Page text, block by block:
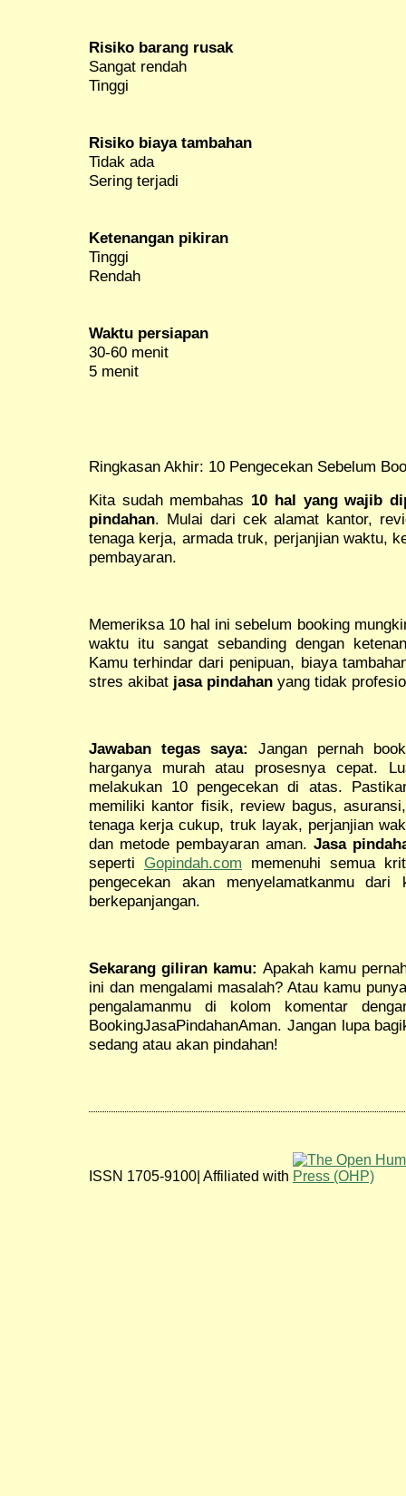
Risiko barang rusak
Sangat rendah
Tinggi
Risiko biaya tambahan
Tidak ada
Sering terjadi
Ketenangan pikiran
Tinggi
Rendah
Waktu persiapan
30-60 menit
5 menit
Ringkasan Akhir: 10 Pengecekan Sebelum
Kita sudah membahas 10 hal yang wajib
pindahan. Mulai dari cek alamat kantor,
tenaga kerja, armada truk, perjanjian waktu,
pembayaran.
Memeriksa 10 hal ini sebelum booking
waktu itu sangat sebanding dengan
Kamu terhindar dari penipuan, biaya
stres akibat jasa pindahan yang tidak
Jawaban tegas saya:
Jangan pernah
harganya murah atau prosesnya cepat.
melakukan 10 pengecekan di atas.
memiliki kantor fisik, review bagus,
tenaga kerja cukup, truk layak, perjanjian
dan metode pembayaran aman.Jasa
seperti Gopindah.com memenuhi semua
pengecekan akan menyelamatkanmu
berkepanjangan.
Sekarang giliran kamu: Apakah kamu
ini dan mengalami masalah? Atau kamu
pengalamanmu di kolom komentar
BookingJasaPindahanAman. Jangan lupa
sedang atau akan pindahan!
ISSN 1705-9100| Affiliated with